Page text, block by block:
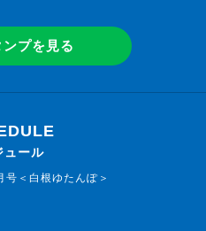
プを見る
ュール
＜白根ゆたんぽ＞